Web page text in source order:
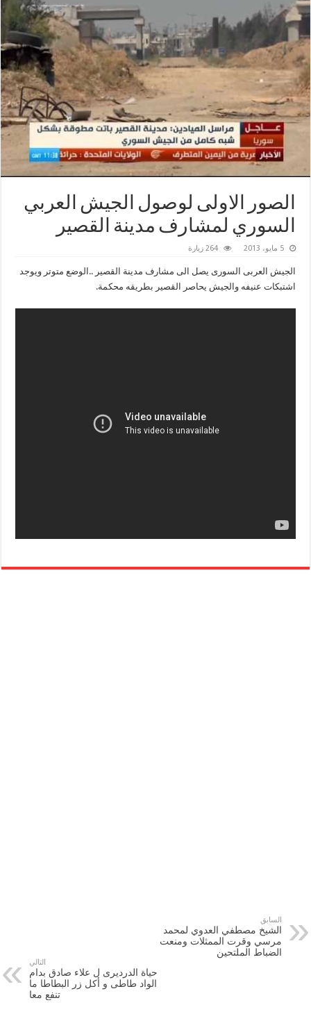
الصور الاولى لوصول الجيش العربي
السوري لمشارف مدينة القصير
5 مايو، 2013 264 زيارة
الجيش العربى السورى يصل الى مشارف مدينة القصير ..الوضع متوتر ويوجد
اشتبكات عنيفه والجيش يحاصر القصير بطريقه محكمة.
السابق
الشيخ مصطفي العدوي لمحمد
مرسي وقرت الممثلات ومنعت
الضباط الملتحين
التالي
حياة الدرديرى ل علاء صادق بدام
الواد طاطى و أكل زر البطاطا ما
تنفع معا